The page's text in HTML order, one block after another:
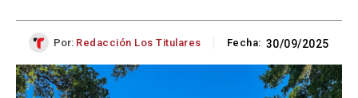
Por: Redacción Los Titulares Fecha: 30/09/2025